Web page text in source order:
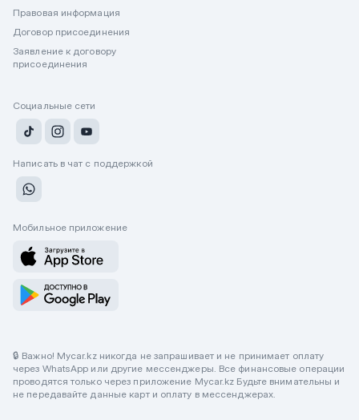
Правовая информация
Договор присоединения
Заявление к договору
присоединения
Социальные сети
Написать в чат с поддержкой
Мобильное приложение
🔒 Важно! Mycar.kz никогда не запрашивает и не принимает оплату
через WhatsApp или другие мессенджеры. Все финансовые операции
проводятся только через приложение Mycar.kz Будьте внимательны и
не передавайте данные карт и оплату в мессенджерах.